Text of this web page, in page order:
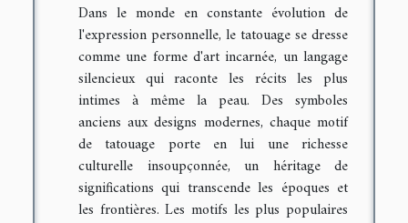
Dans le monde en constante évolution de
l'expression personnelle, le tatouage se dresse
comme une forme d'art incarnée, un langage
silencieux qui raconte les récits les plus
intimes à même la peau. Des symboles
anciens aux designs modernes, chaque motif
de tatouage porte en lui une richesse
culturelle insoupçonnée, un héritage de
significations qui transcende les époques et
les frontières. Les motifs les plus populaires